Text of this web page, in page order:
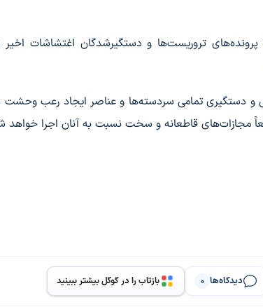
تروریست‌ها و دستگیرشدگان اغتشاشات اخیر
و دستگیری تمامی سردسته‌ها و عناصر ایجاد رعب
مجازات‌های قاطعانه و سخت نسبت به آنان اجرا خواهد
دیدگاه‌ها 0 بازتاب را در گوگل بیشتر ببینید